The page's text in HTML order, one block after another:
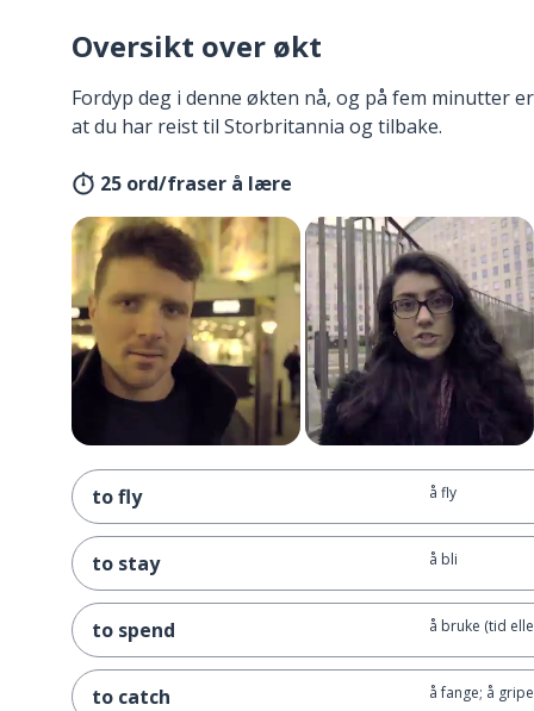
Oversikt over økt
Fordyp deg i denne økten nå, og på fem minutter
at du har reist til Storbritannia og tilbake.
25 ord/fraser å lære
to fly å fly
to stay å bli
to spend å bruke (tid
to catch å fange; å gripe